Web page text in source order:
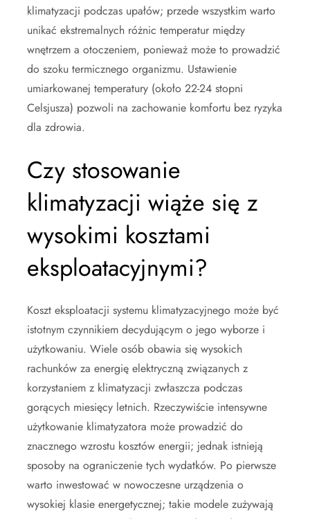
klimatyzacji podczas upałów; przede wszystkim warto
unikać ekstremalnych różnic temperatur między
wnętrzem a otoczeniem, ponieważ może to prowadzić
do szoku termicznego organizmu. Ustawienie
umiarkowanej temperatury (około 22-24 stopni
Celsjusza) pozwoli na zachowanie komfortu bez ryzyka
dla zdrowia.
Czy stosowanie
klimatyzacji wiąże się z
wysokimi kosztami
eksploatacyjnymi?
Koszt eksploatacji systemu klimatyzacyjnego może być
istotnym czynnikiem decydującym o jego wyborze i
użytkowaniu. Wiele osób obawia się wysokich
rachunków za energię elektryczną związanych z
korzystaniem z klimatyzacji zwłaszcza podczas
gorących miesięcy letnich. Rzeczywiście intensywne
użytkowanie klimatyzatora może prowadzić do
znacznego wzrostu kosztów energii; jednak istnieją
sposoby na ograniczenie tych wydatków. Po pierwsze
warto inwestować w nowoczesne urządzenia o
wysokiej klasie energetycznej; takie modele zużywają